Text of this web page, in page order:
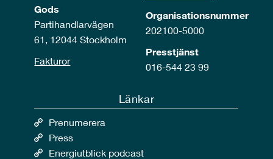
Gods
Partihandlarvägen
61, 12044 Stockholm
Fakturor
Organisationsnummer
202100-5000
Presstjänst
016-544 23 99
Länkar
Prenumerera
Press
Energiutblick podcast